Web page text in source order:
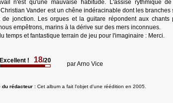
n'est qu'une mauvaise habitude. L'assise rythmique
Vander est un chêne indéracinable dont les
de jonction. Les orgues et la guitare répondent aux chants
empêtrons, marins à la dérive sur des mers inconnues.
temps et fantastique terrain de jeu pour l'imaginaire : Merci.
Excellent ! 18/20 parArno Vice
du rédacteur : Cet album a fait l'objet d'une réédition en 2005.